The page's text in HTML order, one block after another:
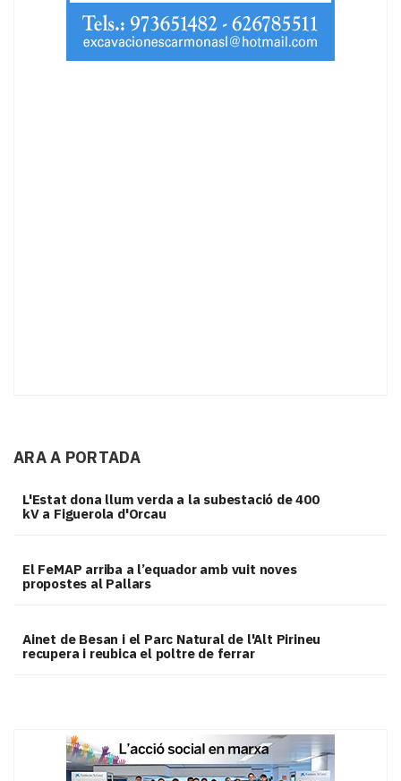
ARA A PORTADA
L'Estat dona llum verda a la subestació de 400
kV a Figuerola d'Orcau
El FeMAP arriba a l’equador amb vuit noves
propostes al Pallars
Ainet de Besan i el Parc Natural de l'Alt Pirineu
recupera i reubica el poltre de ferrar